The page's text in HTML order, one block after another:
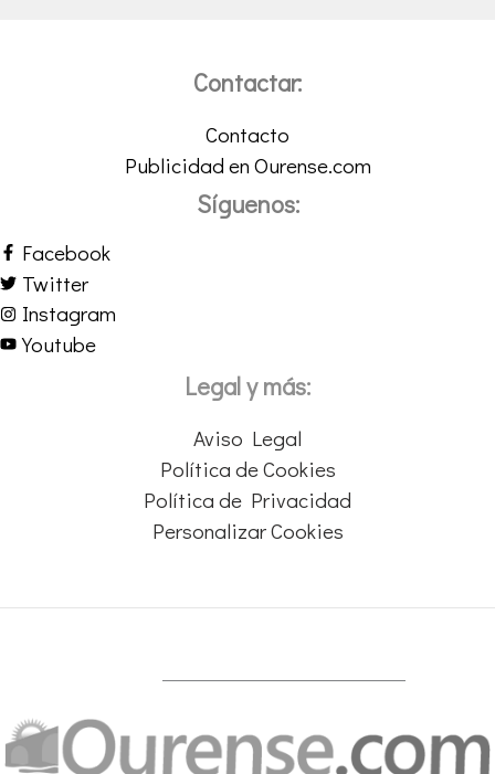
Contactar:
Contacto
Publicidad en Ourense.com
Síguenos:
Facebook
Twitter
Instagram
Youtube
Legal y más:
Aviso Legal
Política de Cookies
Política de Privacidad
Personalizar Cookies